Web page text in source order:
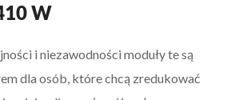
W
i niezawodności moduły te są
dla osób, które chcą zredukować